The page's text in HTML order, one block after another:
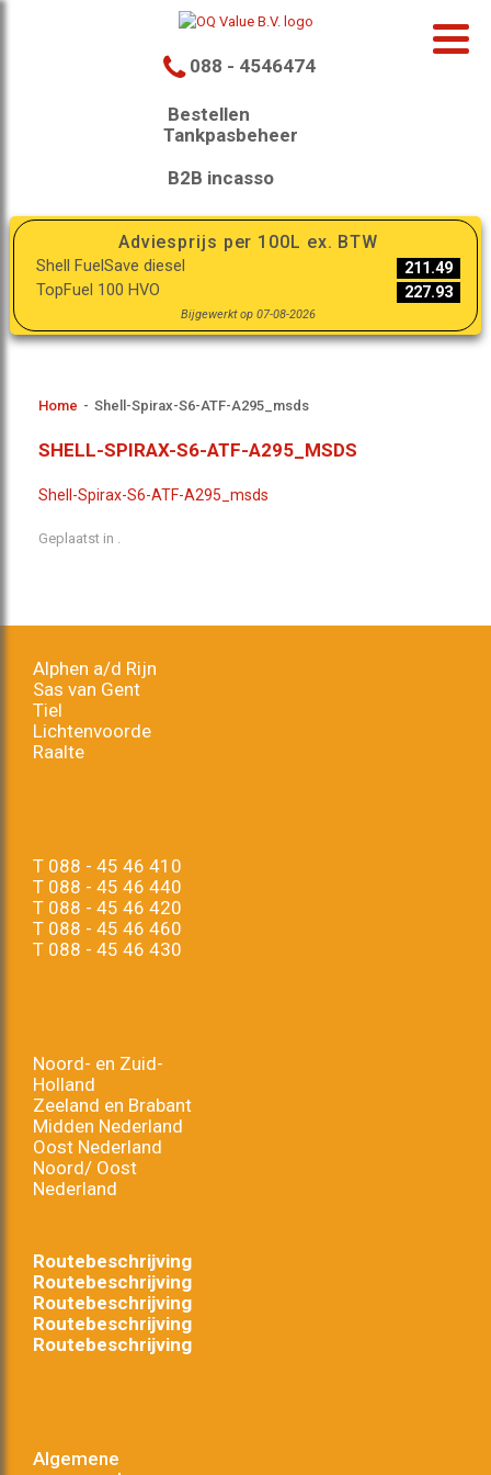
088 - 4546474
Bestellen
Tankpasbeheer
B2B incasso
Adviesprijs per 100L ex. BTW
Shell FuelSave diesel
211.49
TopFuel 100 HVO
227.93
Bijgewerkt op 07-08-2026
Home - Shell-Spirax-S6-ATF-A295_msds
SHELL-SPIRAX-S6-ATF-A295_MSDS
Shell-Spirax-S6-ATF-A295_msds
Geplaatst in .
Alphen a/d Rijn
Sas van Gent
Tiel
Lichtenvoorde
Raalte
T 088 - 45 46 410
T 088 - 45 46 440
T 088 - 45 46 420
T 088 - 45 46 460
T 088 - 45 46 430
Noord- en Zuid-
Holland
Zeeland en Brabant
Midden Nederland
Oost Nederland
Noord/ Oost
Nederland
Routebeschrijving
Routebeschrijving
Routebeschrijving
Routebeschrijving
Routebeschrijving
Algemene